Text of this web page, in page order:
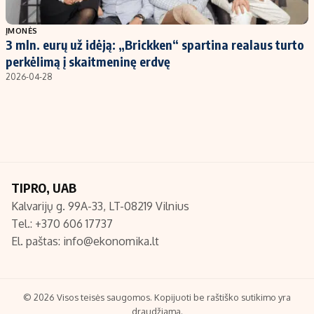
Populiarios temos
Investavimas
Akcijų rinka
Titulinis
Nedarbo išmokos skaičiuoklė
Redakcija
Turinio žymėjimo taisyklės
ĮMONĖS
3 mln. eurų už idėją: „Brickken“ spartina realaus turto
perkėlimą į skaitmeninę erdvę
2026-04-28
TIPRO, UAB
Kalvarijų g. 99A-33, LT-08219 Vilnius
Tel.: +370 606 17737
El. paštas: info@ekonomika.lt
© 2026 Visos teisės saugomos. Kopijuoti be raštiško sutikimo yra
draudžiama.